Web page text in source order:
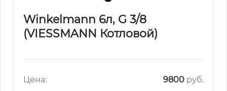
Winkelmann 6л, G 3/8
(VIESSMANN Котловой)
Цена: 9800руб.